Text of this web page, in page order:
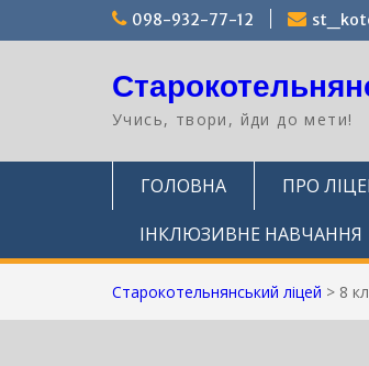
098-932-77-12
Учись, твори, йди до мети!
ГОЛОВНА ПРО
ІНКЛЮЗИВНЕ НАВЧАННЯ
Старокотельнянський ліцей > 8